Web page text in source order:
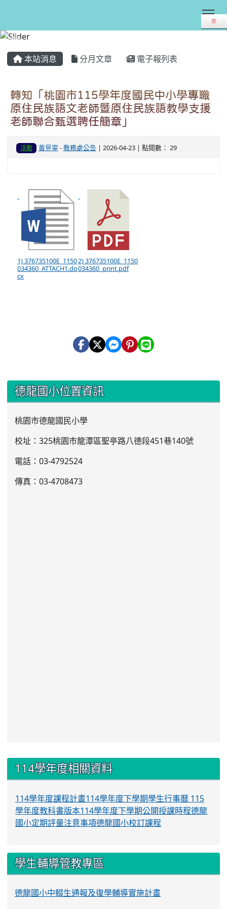
本站消息 分月文章 電子報列表
轉知「桃園市115學年度國民中小學專職
原住民族語文老師暨原住民族語教學支援
老師聯合甄選聘任簡章」
活動 黃昱寧 -教務處公告 | 2026-04-23 | 點閱數： 29
1) 376735100E_1150
034360_ATTACH1.do
cx
2) 376735100E_1150
034360_print.pdf
::: 德龍國小位置資訊
桃園市德龍國民小學
校址：325桃園市龍潭區聖亭路八德段451巷140號
電話：03-4792524
傳真：03-4708473
::: 114學年度相關資料
114學年度課程計畫114學年度下學期學生行事曆 115
學年度教科書版本114學年度下學期公開授課時程德龍
國小定期評量注意事項德龍國小校訂課程
學生輔導管教專區
德龍國小中輟生通報及復學輔導實施計畫